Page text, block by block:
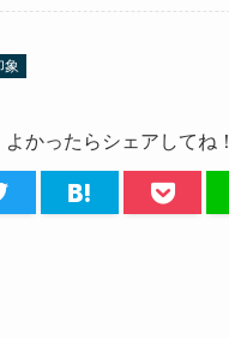
象
よかったらシェアしてね！